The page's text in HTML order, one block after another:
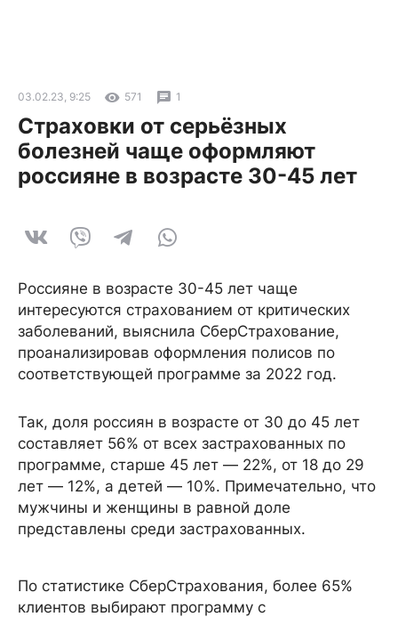
03.02.23, 9:25 571 1
Страховки от серьёзных
болезней чаще оформляют
россияне в возрасте 30-45 лет
Россияне в возрасте 30-45 лет чаще
интересуются страхованием от критических
заболеваний, выяснила СберСтрахование,
проанализировав оформления полисов по
соответствующей программе за 2022 год.
Так, доля россиян в возрасте от 30 до 45 лет
составляет 56% от всех застрахованных по
программе, старше 45 лет — 22%, от 18 до 29
лет — 12%, а детей — 10%. Примечательно, что
мужчины и женщины в равной доле
представлены среди застрахованных.
По статистике СберСтрахования, более 65%
клиентов выбирают программу с